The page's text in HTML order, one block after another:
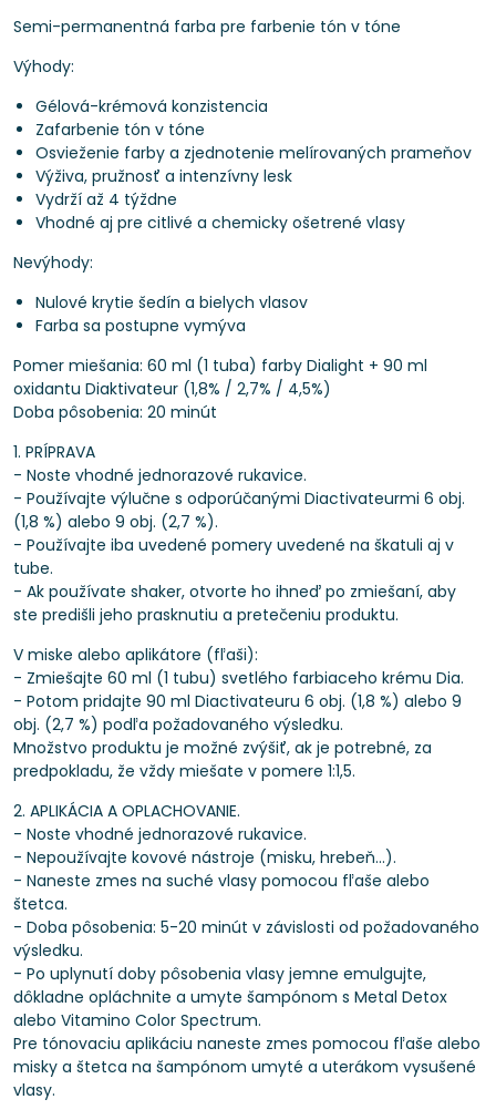
Semi-permanentná farba pre farbenie tón v tóne
Výhody:
Gélová-krémová konzistencia
Zafarbenie tón v tóne
Osvieženie farby a zjednotenie melírovaných prameňov
Výživa, pružnosť a intenzívny lesk
Vydrží až 4 týždne
Vhodné aj pre citlivé a chemicky ošetrené vlasy
Nevýhody:
Nulové krytie šedín a bielych vlasov
Farba sa postupne vymýva
Pomer miešania: 60 ml (1 tuba) farby Dialight + 90 ml
oxidantu Diaktivateur (1,8% / 2,7% / 4,5%)
Doba pôsobenia: 20 minút
1. PRÍPRAVA
- Noste vhodné jednorazové rukavice.
- Používajte výlučne s odporúčanými Diactivateurmi 6 obj.
(1,8 %) alebo 9 obj. (2,7 %).
- Používajte iba uvedené pomery uvedené na škatuli aj v
tube.
- Ak používate shaker, otvorte ho ihneď po zmiešaní, aby
ste predišli jeho prasknutiu a pretečeniu produktu.
V miske alebo aplikátore (fľaši):
- Zmiešajte 60 ml (1 tubu) svetlého farbiaceho krému Dia.
- Potom pridajte 90 ml Diactivateuru 6 obj. (1,8 %) alebo 9
obj. (2,7 %) podľa požadovaného výsledku.
Množstvo produktu je možné zvýšiť, ak je potrebné, za
predpokladu, že vždy miešate v pomere 1:1,5.
2. APLIKÁCIA A OPLACHOVANIE.
- Noste vhodné jednorazové rukavice.
- Nepoužívajte kovové nástroje (misku, hrebeň...).
- Naneste zmes na suché vlasy pomocou fľaše alebo
štetca.
- Doba pôsobenia: 5-20 minút v závislosti od požadovaného
výsledku.
- Po uplynutí doby pôsobenia vlasy jemne emulgujte,
dôkladne opláchnite a umyte šampónom s Metal Detox
alebo Vitamino Color Spectrum.
Pre tónovaciu aplikáciu naneste zmes pomocou fľaše alebo
misky a štetca na šampónom umyté a uterákom vysušené
vlasy.